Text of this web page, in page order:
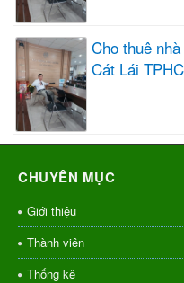
Cho thuê
Cát Lái
CHUYÊN MỤC
Giới thiệu
Thành viên
Thống kê